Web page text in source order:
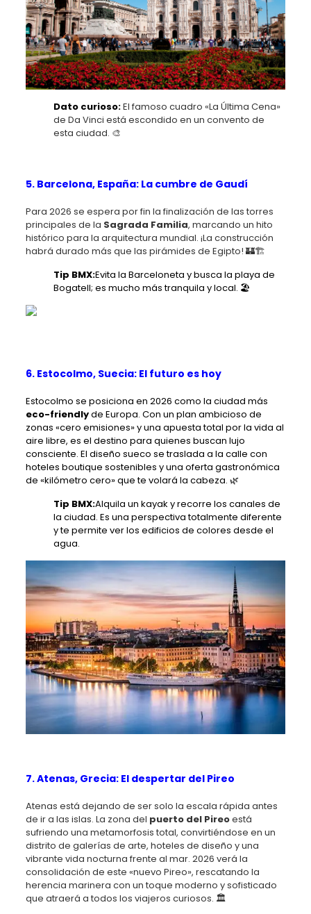
Dato curioso:El famoso cuadro «La Última Cena»
de Da Vinci está escondido en un convento de
esta ciudad. 🎨
5. Barcelona, España: La cumbre de Gaudí
Para 2026 se espera por fin la finalización de las torres
principales de la Sagrada Familia, marcando un hito
histórico para la arquitectura mundial. ¡La construcción
habrá durado más que las pirámides de Egipto! 🏰🏗️
Tip BMX:Evita la Barceloneta y busca la playa de
Bogatell; es mucho más tranquila y local. 🏖️
6. Estocolmo, Suecia: El futuro es hoy
Estocolmo se posiciona en 2026 como la ciudad más
eco-friendlyde Europa. Con un plan ambicioso de
zonas «cero emisiones» y una apuesta total por la vida al
aire libre, es el destino para quienes buscan lujo
consciente. El diseño sueco se traslada a la calle con
hoteles boutique sostenibles y una oferta gastronómica
de «kilómetro cero» que te volará la cabeza. 🌿
Tip BMX:Alquila un kayak y recorre los canales de
la ciudad. Es una perspectiva totalmente diferente
y te permite ver los edificios de colores desde el
agua.
7. Atenas, Grecia: El despertar del Pireo
Atenas está dejando de ser solo la escala rápida antes
de ir a las islas. La zona del puerto del Pireoestá
sufriendo una metamorfosis total, convirtiéndose en un
distrito de galerías de arte, hoteles de diseño y una
vibrante vida nocturna frente al mar. 2026 verá la
consolidación de este «nuevo Pireo», rescatando la
herencia marinera con un toque moderno y sofisticado
que atraerá a todos los viajeros curiosos. 🏛️